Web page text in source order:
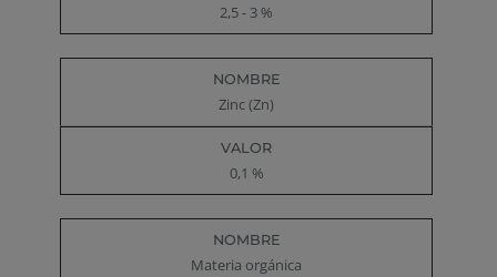
2,5 - 3 %
Zinc (Zn)
0,1 %
Materia orgánica